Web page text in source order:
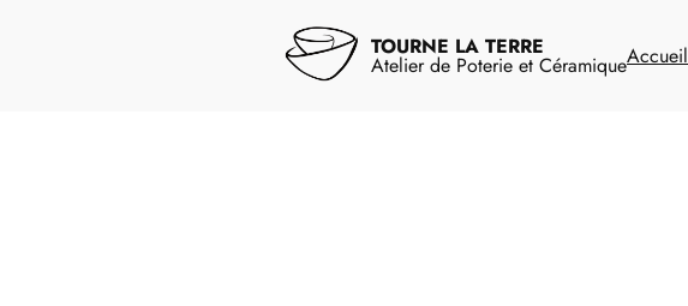
TOURNE LA TERRE
Atelier de Poterie et CéramiqueAccueil